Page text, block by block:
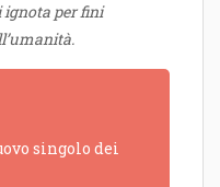
ignota per fini
singolo dei